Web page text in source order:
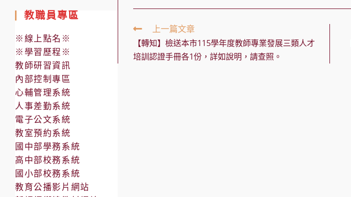
Read
more
articles
上一篇文章
【轉知】檢送本市115學年度教師專業發展三類人才
培訓認證手冊各1份，詳如說明，請查照。
教職員專區
※線上點名※
※學習歷程※
教師研習資訊
內部控制專區
心輔管理系統
人事差勤系統
電子公文系統
教室預約系統
國中部學務系統
高中部校務系統
國小部校務系統
教育公播影片網站